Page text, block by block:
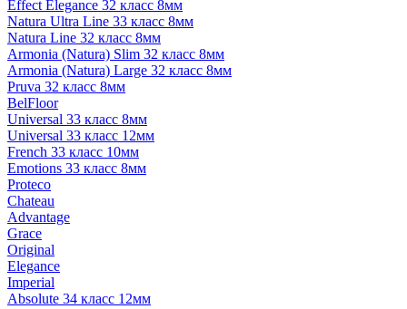
Effect Elegance 32 класс 8мм
Natura Ultra Line 33 класс 8мм
Natura Line 32 класс 8мм
Armonia (Natura) Slim 32 класс 8мм
Armonia (Natura) Large 32 класс 8мм
Pruva 32 класс 8мм
BelFloor
Universal 33 класс 8мм
Universal 33 класс 12мм
French 33 класс 10мм
Emotions 33 класс 8мм
Proteco
Chateau
Advantage
Grace
Original
Elegance
Imperial
Absolute 34 класс 12мм